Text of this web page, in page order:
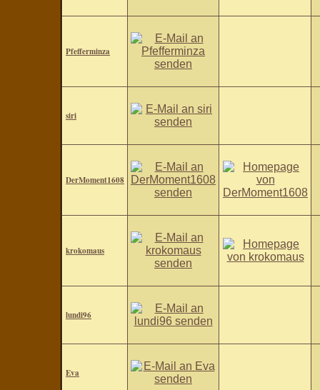
Pfefferminza
siri
DerMoment1608
krokomaus
lundi96
Eva